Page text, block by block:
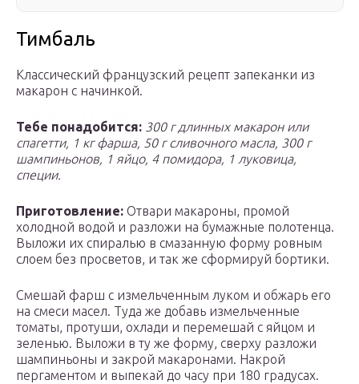
Тимбаль
Классический французский рецепт запеканки из
макарон с начинкой.
Тебе понадобится: 300 г длинных макарон или
спагетти, 1 кг фарша, 50 г сливочного масла, 300 г
шампиньонов, 1 яйцо, 4 помидора, 1 луковица,
специи.
Приготовление: Отвари макароны, промой
холодной водой и разложи на бумажные полотенца.
Выложи их спиралью в смазанную форму ровным
слоем без просветов, и так же сформируй бортики.
Смешай фарш с измельченным луком и обжарь его
на смеси масел. Туда же добавь измельченные
томаты, протуши, охлади и перемешай с яйцом и
зеленью. Выложи в ту же форму, сверху разложи
шампиньоны и закрой макаронами. Накрой
пергаментом и выпекай до часу при 180 градусах.